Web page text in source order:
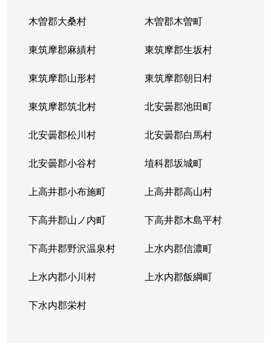
木曽郡大桑村 木曽郡木曽町
東筑摩郡麻績村 東筑摩郡生坂村
東筑摩郡山形村 東筑摩郡朝日村
東筑摩郡筑北村 北安曇郡池田町
北安曇郡松川村 北安曇郡白馬村
北安曇郡小谷村 埴科郡坂城町
上高井郡小布施町 上高井郡高山村
下高井郡山ノ内町 下高井郡木島平村
下高井郡野沢温泉村 上水内郡信濃町
上水内郡小川村 上水内郡飯綱町
下水内郡栄村